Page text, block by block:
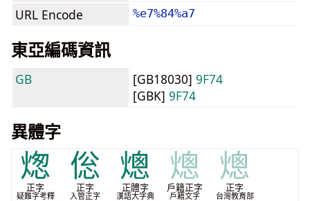
URL Encode %e7%84%a7
東亞編碼資訊
GB [GB18030] 9F74
[GBK] 9F74
異體字
㷓
正字
疑難字考釋
倊
正字
入管正字
熜
正體字
漢語大字典
熜
戶籍正字
戶籍文字
熜
正字
台灣教育部